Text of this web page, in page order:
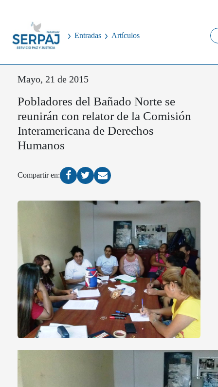
Entradas Artículos
Mayo, 21 de 2015
Pobladores del Bañado Norte se
reunirán con relator de la Comisión
Interamericana de Derechos
Humanos
Compartir en: